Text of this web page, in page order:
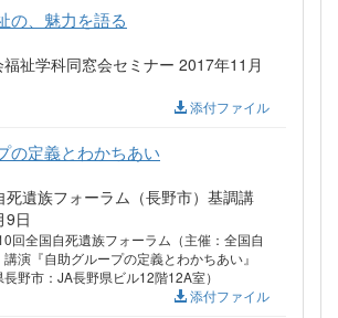
の、魅力を語る
福祉学科同窓会セミナー 2017年11月
添付ファイル
の定義とわかちあい
死遺族フォーラム（長野市）基調講
9日
回全国自死遺族フォーラム（主催：全国自
演『自助グループの定義とわかちあい』
長野市：JA長野県ビル12階12A室）
添付ファイル